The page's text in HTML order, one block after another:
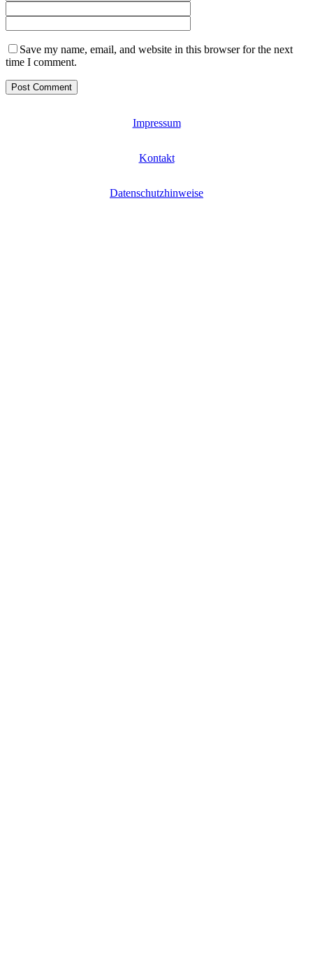
Save my name, email, and website in this browser for the next
time I comment.
Impressum
Kontakt
Datenschutzhinweise